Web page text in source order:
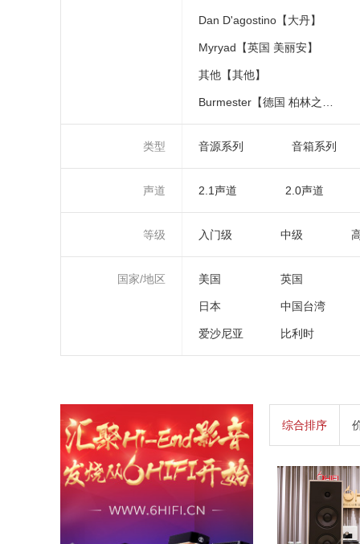
Dan D'agostino【大丹】
Myryad【英国 美丽安】
其他【其他】
类型 音源系列 音箱系列
声道 2.1声道 2.0声道
等级 入门级 中级
国家/地区 美国 英国
日本 中国台湾
爱沙尼亚 比利时
综合排序